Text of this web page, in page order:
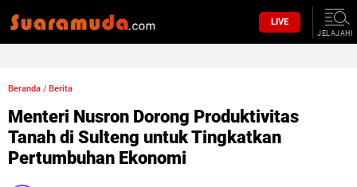
LIVE
JELAJAHI
Beranda / Berita
Menteri Nusron Dorong Produktivitas
Tanah di Sulteng untuk Tingkatkan
Pertumbuhan Ekonomi